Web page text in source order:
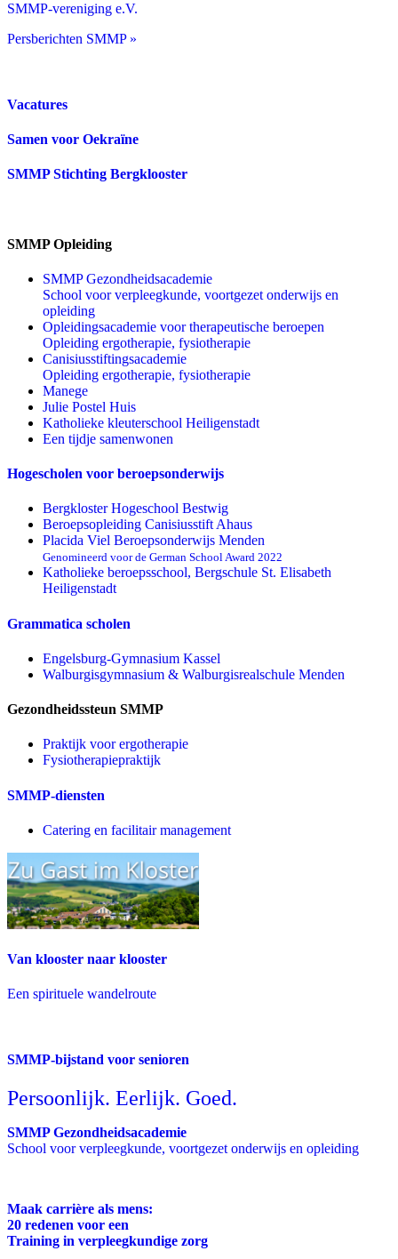
SMMP-vereniging e.V.
Persberichten SMMP »
Vacatures
Samen voor Oekraïne
SMMP Stichting Bergklooster
SMMP Opleiding
SMMP Gezondheidsacademie
School voor verpleegkunde, voortgezet onderwijs en
opleiding
Opleidingsacademie voor therapeutische beroepen
Opleiding ergotherapie, fysiotherapie
Canisiusstiftingsacademie
Opleiding ergotherapie, fysiotherapie
Manege
Julie Postel Huis
Katholieke kleuterschool Heiligenstadt
Een tijdje samenwonen
Hogescholen voor beroepsonderwijs
Bergkloster Hogeschool Bestwig
Beroepsopleiding Canisiusstift Ahaus
Placida Viel Beroepsonderwijs Menden
Genomineerd voor de German School Award 2022
Katholieke beroepsschool, Bergschule St. Elisabeth
Heiligenstadt
Grammatica scholen
Engelsburg-Gymnasium Kassel
Walburgisgymnasium & Walburgisrealschule Menden
Gezondheidssteun SMMP
Praktijk voor ergotherapie
Fysiotherapiepraktijk
SMMP-diensten
Catering en facilitair management
Van klooster naar klooster
Een spirituele wandelroute
SMMP-bijstand voor senioren
Persoonlijk. Eerlijk. Goed.
SMMP Gezondheidsacademie
School voor verpleegkunde, voortgezet onderwijs en opleiding
Maak carrière als mens:
20 redenen voor een
Training in verpleegkundige zorg